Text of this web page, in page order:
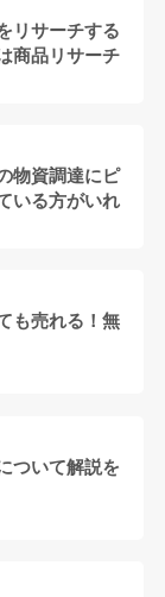
リサーチする
商品リサーチ
物資調達にピ
いる方がいれ
も売れる！無
ついて解説を